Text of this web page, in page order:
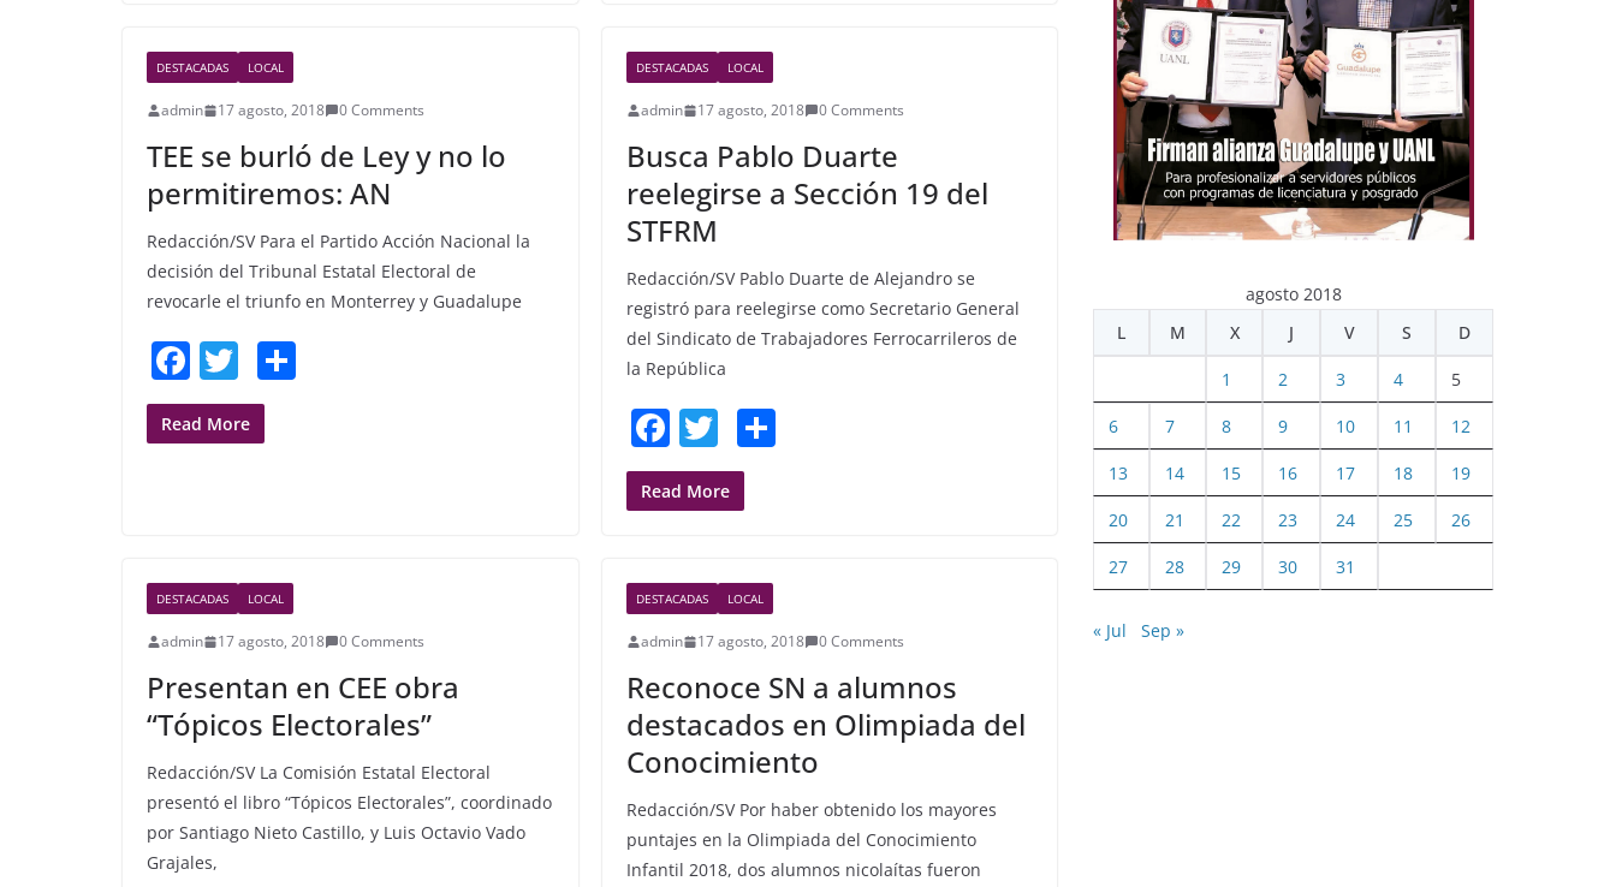
b
o
o
k
b
o
o
k
DESTACADAS LOCAL
admin 17 agosto, 2018 0 Comments
TEE se burló de Ley y no lo
permitiremos: AN
Redacción/SV Para el Partido Acción Nacional la
decisión del Tribunal Estatal Electoral de
revocarle el triunfo en Monterrey y Guadalupe
F
a
c
o
k
T
w
itt
Read More
DESTACADAS LOCAL
admin 17 agosto, 2018 0 Comments
Busca Pablo Duarte
reelegirse a Sección 19 del
STFRM
Redacción/SV Pablo Duarte de Alejandro se
registró para reelegirse como Secretario General
del Sindicato de Trabajadores Ferrocarrileros de
la República
F
a
c
b
o
o
k
T
w
itt
S
Read More
DESTACADAS LOCAL
admin 17 agosto, 2018 0 Comments
Presentan en CEE obra
“Tópicos Electorales”
Redacción/SV La Comisión Estatal Electoral
presentó el libro “Tópicos Electorales”, coordinado
por Santiago Nieto Castillo, y Luis Octavio Vado
Grajales,
DESTACADAS LOCAL
admin 17 agosto, 2018 0 Comments
Reconoce SN a alumnos
destacados en Olimpiada del
Conocimiento
Redacción/SV Por haber obtenido los mayores
puntajes en la Olimpiada del Conocimiento
Infantil 2018, dos alumnos nicolaítas fueron
agosto 2018
L
M X J V S D
1 2 3 4 5
6 7 8 9 10 11 12
13 14 15 16 17 18 19
20 21 22 23 24 25 26
27 28 29 30 31
« Jul Sep »